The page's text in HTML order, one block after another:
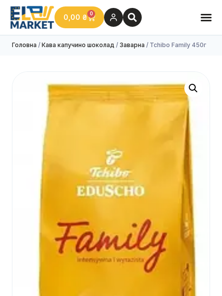
0,00 ₴ 0
Головна / Кава капучино шоколад / Заварна / Tchibo Family 450г